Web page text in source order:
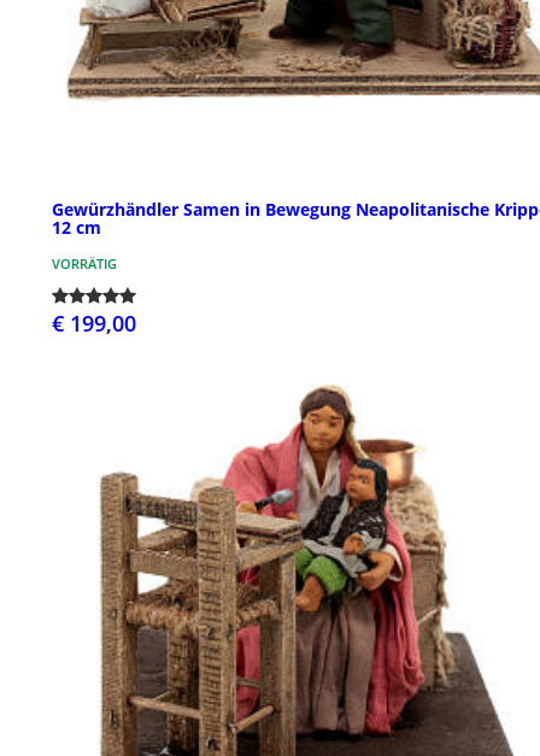
Gewürzhändler Samen in Bewegung Neapolitanische
12 cm
VORRÄTIG
€ 199,00